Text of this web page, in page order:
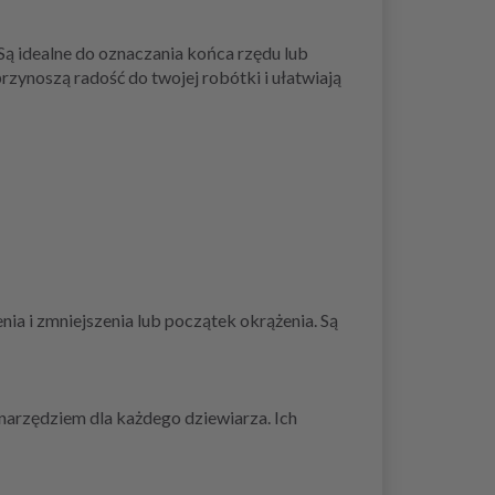
idealne do oznaczania końca rzędu lub
radość do twojej robótki i ułatwiają
i zmniejszenia lub początek okrążenia. Są
dla każdego dziewiarza. Ich